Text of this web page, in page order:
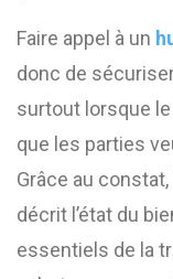
Faire appel à un
donc de
surtout lorsque
que les parties
Grâce au
décrit l’état du
essentiels de la